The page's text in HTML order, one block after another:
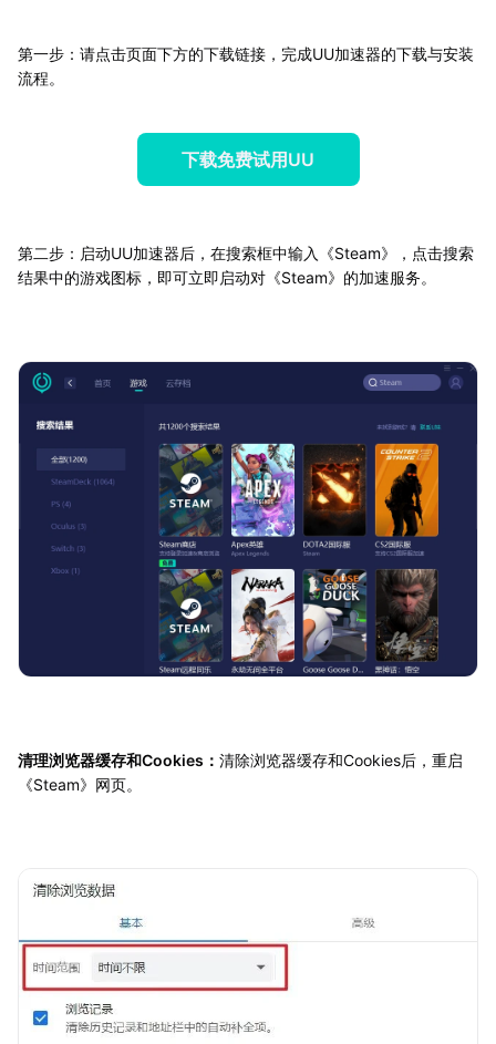
第一步：请点击页面下方的下载链接，完成UU加速器的下载与安装
流程。
下载免费试用UU
第二步：启动UU加速器后，在搜索框中输入《Steam》，点击搜索
结果中的游戏图标，即可立即启动对《Steam》的加速服务。
清理浏览器缓存和Cookies： 清除浏览器缓存和Cookies后，重启
《Steam》网页。